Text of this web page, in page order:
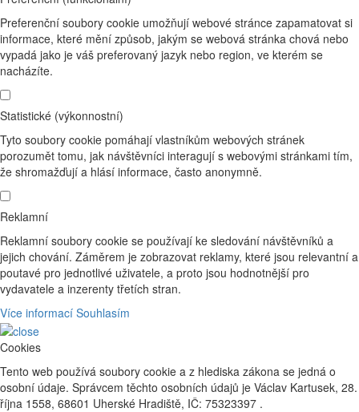
Preferenční soubory cookie umožňují webové stránce zapamatovat si
informace, které mění způsob, jakým se webová stránka chová nebo
vypadá jako je váš preferovaný jazyk nebo region, ve kterém se
nacházíte.
Statistické (výkonnostní)
Tyto soubory cookie pomáhají vlastníkům webových stránek
porozumět tomu, jak návštěvníci interagují s webovými stránkami tím,
že shromažďují a hlásí informace, často anonymně.
Reklamní
Reklamní soubory cookie se používají ke sledování návštěvníků a
jejich chování. Záměrem je zobrazovat reklamy, které jsou relevantní a
poutavé pro jednotlivé uživatele, a proto jsou hodnotnější pro
vydavatele a inzerenty třetích stran.
Více informací Souhlasím
Cookies
Tento web používá soubory cookie a z hlediska zákona se jedná o
osobní údaje. Správcem těchto osobních údajů je Václav Kartusek, 28.
října 1558, 68601 Uherské Hradiště, IČ: 75323397 .